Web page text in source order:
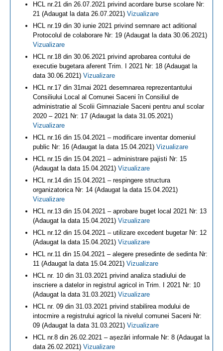
HCL nr.21 din 26.07.2021 privind acordare burse scolare Nr:
21 (Adaugat la data 26.07.2021) Vizualizare
HCL nr.19 din 30 iunie 2021 privind semnare act aditional
Protocolul de colaborare Nr: 19 (Adaugat la data 30.06.2021)
Vizualizare
HCL nr.18 din 30.06.2021 privind aprobarea contului de
executie bugetara aferent Trim. I 2021 Nr: 18 (Adaugat la
data 30.06.2021) Vizualizare
HCL nr.17 din 31mai 2021 desemnarea reprezentantului
Consiliului Local al Comunei Saceni în Consiliul de
administratie al Scolii Gimnaziale Saceni pentru anul scolar
2020 – 2021 Nr: 17 (Adaugat la data 31.05.2021)
Vizualizare
HCL nr.16 din 15.04.2021 – modificare inventar domeniul
public Nr: 16 (Adaugat la data 15.04.2021) Vizualizare
HCL nr.15 din 15.04.2021 – administrare pajisti Nr: 15
(Adaugat la data 15.04.2021) Vizualizare
HCL nr.14 din 15.04.2021 – respingere structura
organizatorica Nr: 14 (Adaugat la data 15.04.2021)
Vizualizare
HCL nr.13 din 15.04.2021 – aprobare buget local 2021 Nr: 13
(Adaugat la data 15.04.2021) Vizualizare
HCL nr.12 din 15.04.2021 – utilizare excedent bugetar Nr: 12
(Adaugat la data 15.04.2021) Vizualizare
HCL nr.11 din 15.04.2021 – alegere presedinte de sedinta Nr:
11 (Adaugat la data 15.04.2021) Vizualizare
HCL nr. 10 din 31.03.2021 privind analiza stadiului de
inscriere a datelor in registrul agricol in Trim. I 2021 Nr: 10
(Adaugat la data 31.03.2021) Vizualizare
HCL nr. 09 din 31.03.2021 privind stabilirea modului de
intocmire a registrului agricol la nivelul comunei Saceni Nr:
09 (Adaugat la data 31.03.2021) Vizualizare
HCL nr.8 din 26.02.2021 – așezări informale Nr: 8 (Adaugat la
data 26.02.2021) Vizualizare